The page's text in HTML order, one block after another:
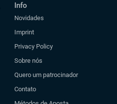
Info
Novidades
Imprint
Privacy Policy
Sobre nós
Quero um patrocinador
Contato